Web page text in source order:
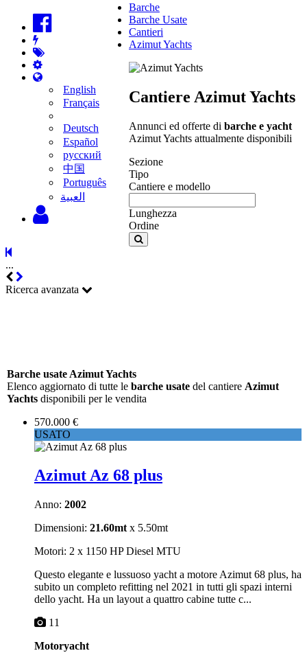
English
Français
Deutsch
Español
русский
中国
Português
‫العبية
Barche
Barche Usate
Cantieri
Azimut Yachts
Cantiere Azimut Yachts
Annunci ed offerte di barche e yacht
Azimut Yachts attualmente disponibili
Sezione
Tipo
Cantiere e modello
Lunghezza
Ordine
...
Ricerca avanzata
Barche usate Azimut Yachts
Elenco aggiornato di tutte le barche usate del cantiere Azimut
Yachts disponibili per le vendita
570.000 €
USATO
Azimut Az 68 plus
Anno: 2002
Dimensioni: 21.60mt x 5.50mt
Motori: 2 x 1150 HP Diesel MTU
Questo elegante e lussuoso yacht a motore Azimut 68 plus, ha
subito un completo refitting nel 2021 in tutti gli spazi interni
dello yacht. Ha un layout a quattro cabine tutte c...
11
Motoryacht